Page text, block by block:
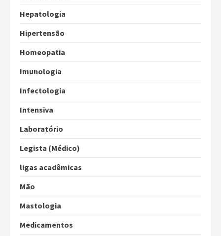
Hepatologia
Hipertensão
Homeopatia
Imunologia
Infectologia
Intensiva
Laboratório
Legista (Médico)
ligas acadêmicas
Mão
Mastologia
Medicamentos